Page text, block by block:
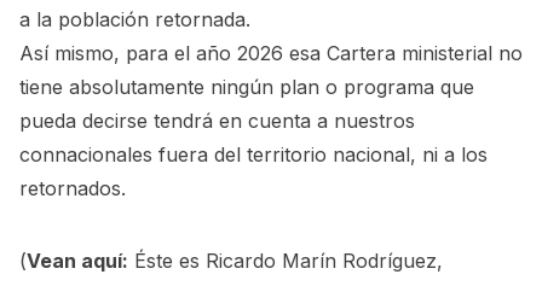
a la población retornada.
Así mismo, para el año 2026 esa Cartera ministerial no
tiene absolutamente ningún plan o programa que
pueda decirse tendrá en cuenta a nuestros
connacionales fuera del territorio nacional, ni a los
retornados.
(Vean aquí: Éste es Ricardo Marín Rodríguez,